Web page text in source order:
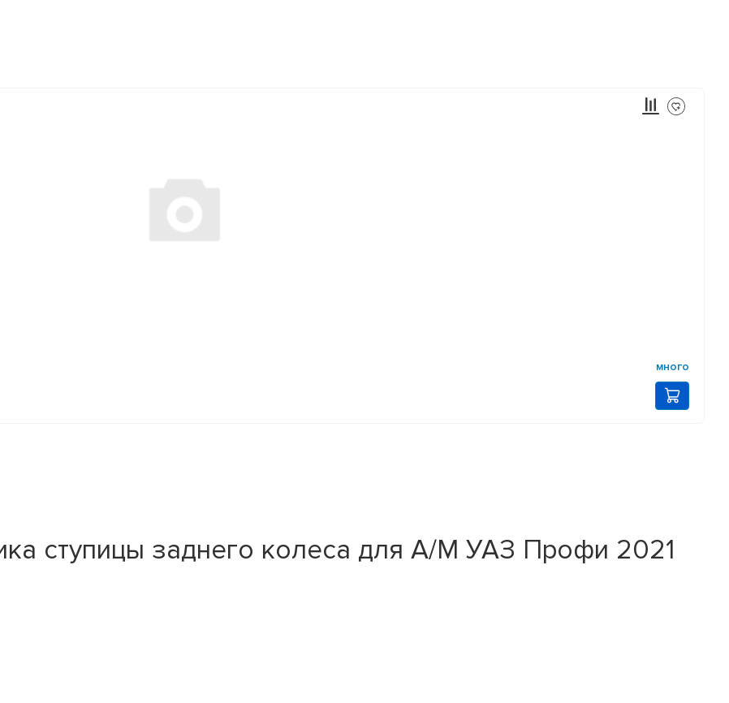
много
ступицы заднего колеса для А/М УАЗ Профи 2021